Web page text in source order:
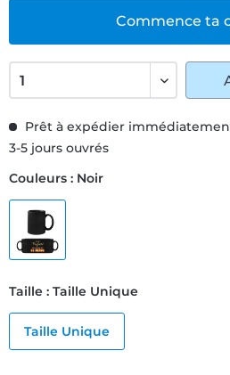
Commence ta
Prêt à expédier
3-5 jours ouvrés
Couleurs : Noir
Taille : Taille Unique
Taille Unique